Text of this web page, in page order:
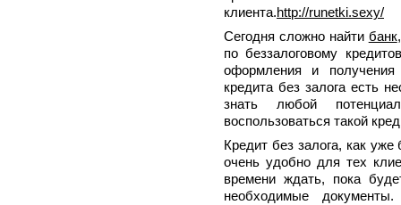
клиента.http://runetki.sexy/
Сегодня сложно найти банк
по беззалоговому
оформления и
кредита без залога есть
знать любой
воспользоваться такой
Кредит без залога, как
очень удобно для тех
времени ждать, пока
необходимые